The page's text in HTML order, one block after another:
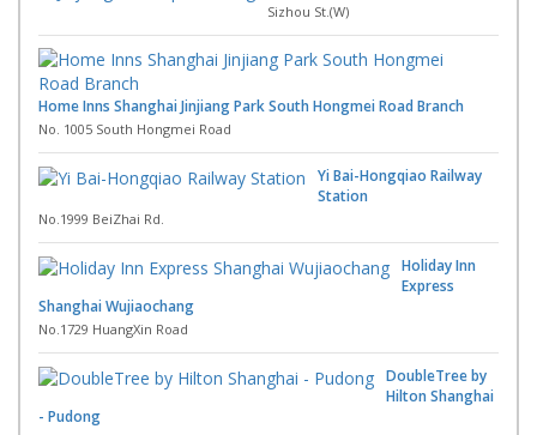
Sizhou St.(W)
Home Inns Shanghai Jinjiang Park South Hongmei Road Branch
No. 1005 South Hongmei Road
Yi Bai-Hongqiao Railway
Station
No.1999 BeiZhai Rd.
Holiday Inn
Express
Shanghai Wujiaochang
No.1729 HuangXin Road
DoubleTree by
Hilton Shanghai
- Pudong